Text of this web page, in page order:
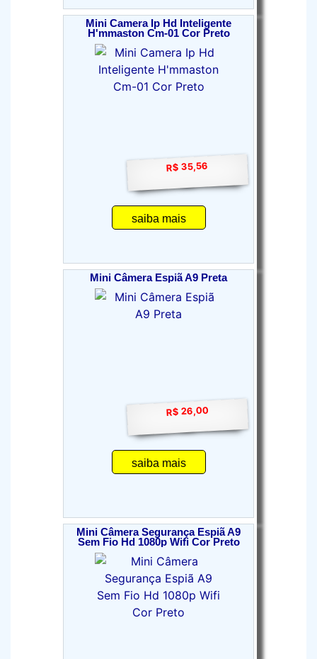
Mini Camera Ip Hd Inteligente
H'mmaston Cm-01 Cor Preto
R$ 35,56
saiba mais
Mini Câmera Espiã A9 Preta
R$ 26,00
saiba mais
Mini Câmera Segurança Espiã A9
Sem Fio Hd 1080p Wifi Cor Preto